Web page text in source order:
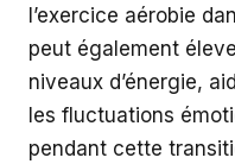
l’exercice aérobie
peut également
niveaux d’énergie,
les fluctuations
pendant cette